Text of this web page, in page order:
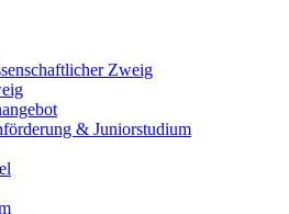
Zweig
& Juniorstudium